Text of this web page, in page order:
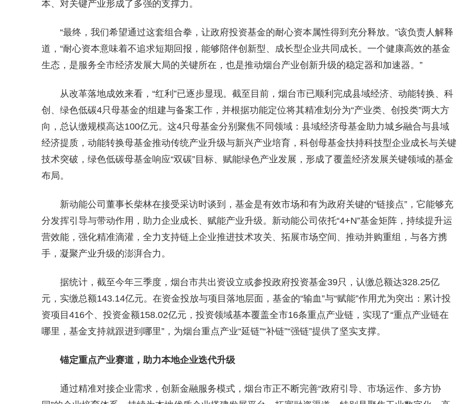
本、对关键产业形成了多强的支撑力。
“最终，我们希望通过这套组合拳，让政府投资基金的耐心资本属性得到充分释放。”该负责人解释
道，“耐心资本意味着不追求短期回报，能够陪伴创新型、成长型企业共同成长。一个健康高效的基金
生态，是服务全市经济发展大局的关键所在，也是推动烟台产业创新升级的稳定器和加速器。”
从改革落地成效来看，“红利”已逐步显现。截至目前，烟台市已顺利完成县域经济、动能转换、科
创、绿色低碳4只母基金的组建与备案工作，并根据功能定位将其精准划分为“产业类、创投类”两大方
向，总认缴规模高达100亿元。这4只母基金分别聚焦不同领域：县域经济母基金助力城乡融合与县域
经济提质，动能转换母基金推动传统产业升级与新兴产业培育，科创母基金扶持科技型企业成长与关键
技术突破，绿色低碳母基金响应“双碳”目标、赋能绿色产业发展，形成了覆盖经济发展关键领域的基金
布局。
新动能公司董事长柴林在接受采访时谈到，基金是有效市场和有为政府关键的“链接点”，它能够充
分发挥引导与带动作用，助力企业成长、赋能产业升级。新动能公司依托“4+N”基金矩阵，持续提升运
营效能，强化精准滴灌，全力支持链上企业推进技术攻关、拓展市场空间、推动并购重组，与各方携
手，凝聚产业升级的澎湃合力。
据统计，截至今年三季度，烟台市共出资设立或参投政府投资基金39只，认缴总额达328.25亿
元，实缴总额143.14亿元。在资金投放与项目落地层面，基金的“输血”与“赋能”作用尤为突出：累计投
资项目416个、投资金额158.02亿元，投资领域基本覆盖全市16条重点产业链，实现了“重点产业链在
哪里，基金支持就跟进到哪里”，为烟台重点产业“延链”“补链”“强链”提供了坚实支撑。
锚定重点产业赛道，助力本地企业迭代升级
通过精准对接企业需求，创新金融服务模式，烟台市正不断完善“政府引导、市场运作、多方协